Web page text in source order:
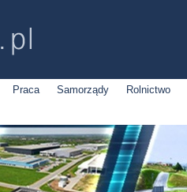
Praca Samorządy Rolnictwo